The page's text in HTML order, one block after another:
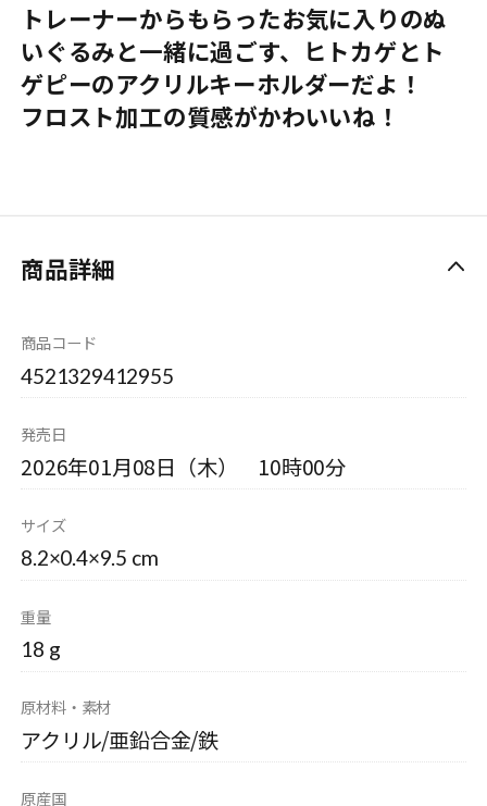
トレーナーからもらったお気に入りのぬ
いぐるみと一緒に過ごす、ヒトカゲとト
ゲピーのアクリルキーホルダーだよ！
フロスト加工の質感がかわいいね！
商品詳細
商品コード
4521329412955
発売日
2026年01月08日（木） 10時00分
サイズ
8.2×0.4×9.5 cm
重量
18 g
原材料・素材
アクリル/亜鉛合金/鉄
原産国